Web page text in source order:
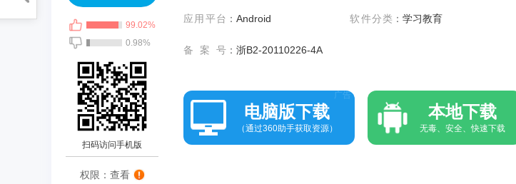
99.02%
0.98%
扫码访问手机版
权限：查看
应用平台 ： Android 软件分类 ：学习教育
备案号 ： 浙B2-20110226-4A
电脑版下载
（通过360助手获取资源）
广告
本地下载
无毒、安全、快速下载